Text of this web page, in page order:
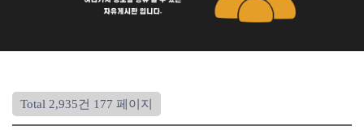
Total 2,935건 177 페이지